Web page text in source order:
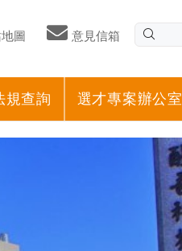
圖 意見信箱
規查詢 選才專案辦公室